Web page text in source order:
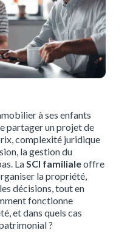
à ses enfants
partager un projet de
complexité juridique
la gestion du
LaSCI familialeoffre
la propriété,
décisions, tout en
fonctionne
et dans quels cas
?